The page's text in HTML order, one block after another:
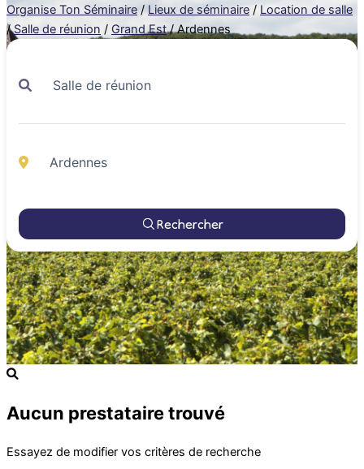
Organise Ton Séminaire / Lieux de séminaire / Location de salle
/ Salle de réunion / Grand Est / Ardennes
Rechercher
Aucun prestataire trouvé
Essayez de modifier vos critères de recherche